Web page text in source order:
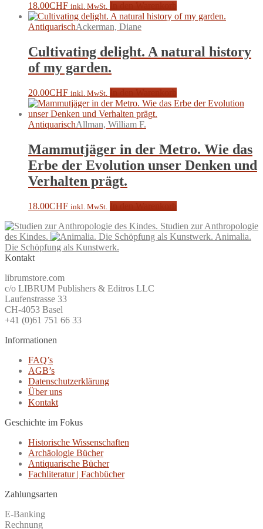
18.00CHF inkl. MwSt.
AntiquarischAckerman, Diane
Cultivating delight. A natural history
of my garden.
20.00CHF inkl. MwSt.
AntiquarischAllman, William F.
Mammutjäger in der Metro. Wie das
Erbe der Evolution unser Denken und
Verhalten prägt.
18.00CHF inkl. MwSt.
Studien zur Anthropologie
des Kindes.
Animalia.
Die Schöpfung als Kunstwerk.
Kontakt
librumstore.com
c/o LIBRUM Publishers & Editros LLC
Laufenstrasse 33
CH-4053 Basel
+41 (0)61 751 66 33
Informationen
FAQ’s
AGB’s
Datenschutzerklärung
Über uns
Kontakt
Geschichte im Fokus
Historische Wissenschaften
Archäologie Bücher
Antiquarische Bücher
Fachliteratur | Fachbücher
Zahlungsarten
E-Banking
Rechnung